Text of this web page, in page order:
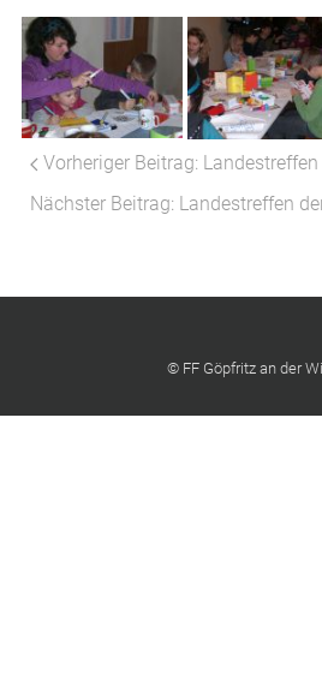
Vorheriger Beitrag:
Nächster Beitrag: Landestreffen
© FF Göpfritz an der